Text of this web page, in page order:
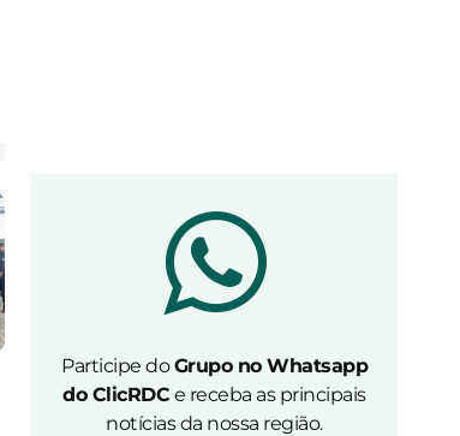
Participe doGrupo no Whatsapp
do ClicRDC e receba as principais
notícias da nossa região.